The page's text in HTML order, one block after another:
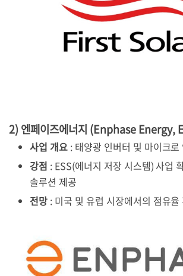
2) 엔페이즈에너지 (Enphase Energy,
사업 개요 : 태양광 인버터 및 마이크
강점 : ESS(에너지 저장 시스템) 사업
솔루션 제공
전망 : 미국 및 유럽 시장에서의 점유율